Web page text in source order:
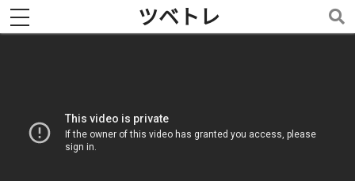
toggle navigation ツベトレ